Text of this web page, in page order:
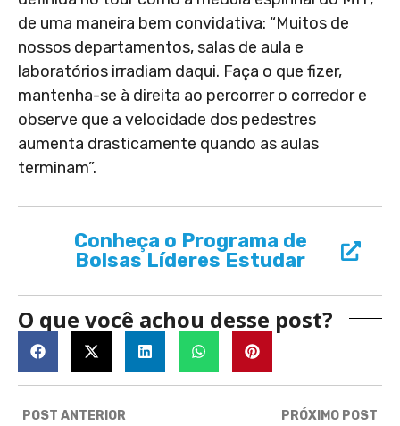
de uma maneira bem convidativa: “Muitos de
nossos departamentos, salas de aula e
laboratórios irradiam daqui. Faça o que fizer,
mantenha-se à direita ao percorrer o corredor e
observe que a velocidade dos pedestres
aumenta drasticamente quando as aulas
terminam”.
Conheça o Programa de
Bolsas Líderes Estudar
O que você achou desse post?
POST ANTERIOR PRÓXIMO POST